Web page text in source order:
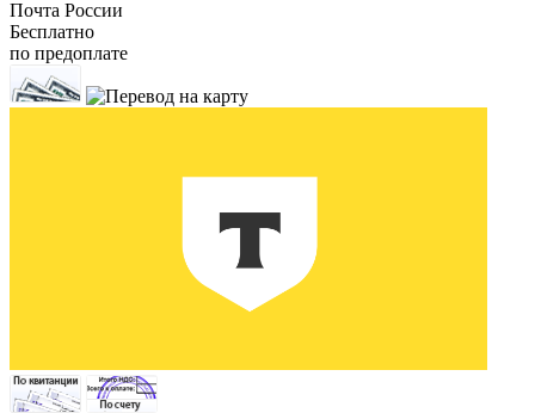
Почта России
Бесплатно
по предоплате